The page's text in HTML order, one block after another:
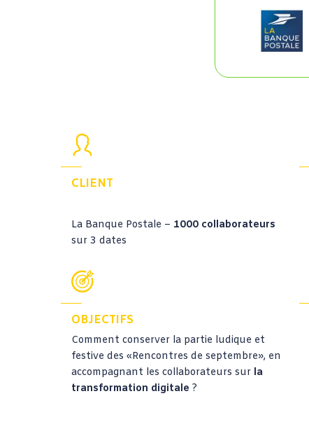
CLIENT
La Banque Postale – 1000 collaborateurs
sur 3 dates
OBJECTIFS
Comment conserver la partie ludique et
festive des «Rencontres de septembre», en
accompagnant les collaborateurs sur la
transformation digitale ?